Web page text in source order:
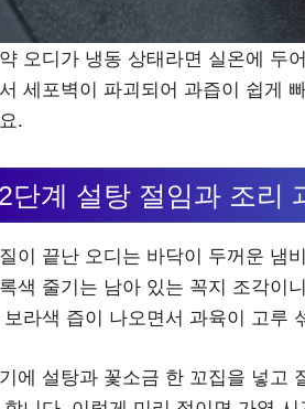
오디가 냉동 상태라면 실온에 두
세포벽이 파괴되어 과즙이 쉽게
.
2단계 설탕 절임과 조리
이 끝난 오디는 바닥이 두꺼운 냄
색 줄기는 남아 있는 꼭지 조각이
보라색 즙이 나오면서 과육이 고루
에 설탕과 꽃소금 한 꼬집을 넣고